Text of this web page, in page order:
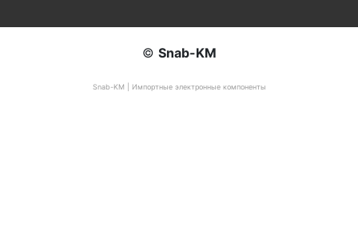
© Snab-KM
Snab-KM | Импортные электронные компоненты